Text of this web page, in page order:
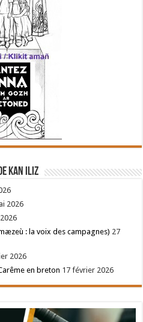
Kan Iliz
2026
: la voix des campagnes) 27
2026
en breton 17 février 2026